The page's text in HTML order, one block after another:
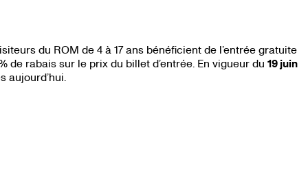
du ROM de 4 à 17 ans bénéficient de l’entrée gratuite
de rabais sur le prix du billet d’entrée. En vigueur du 19 juin
aujourd’hui.